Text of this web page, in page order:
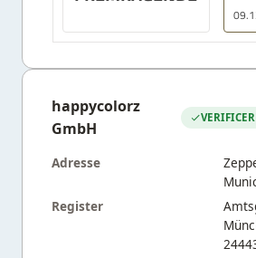
happycolorz
GmbH
Adresse
Register